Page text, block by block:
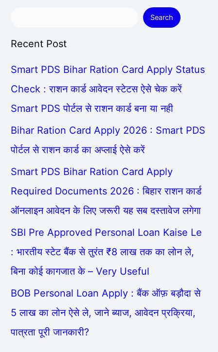
Search
Recent Post
Smart PDS Bihar Ration Card Apply Status
Check : राशन कार्ड आवेदन स्टेटस ऐसे चेक करें
Smart PDS पोर्टल से राशन कार्ड बना या नही
Bihar Ration Card Apply 2026 : Smart PDS
पोर्टल से राशन कार्ड का अप्लाई ऐसे करें
Smart PDS Bihar Ration Card Apply
Required Documents 2026 : बिहार राशन कार्ड
ऑनलाइन आवेदन के लिए जरूरी यह सब दस्तावेज लगेगा
SBI Pre Approved Personal Loan Kaise Le
: भारतीय स्टेट बैंक से तुरंत ₹8 लाख तक का लोन ले,
बिना कोई कागजात के – Very Useful
BOB Personal Loan Apply : बैंक ऑफ़ बड़ौदा से
5 लाख का लोन ऐसे ले, जाने ब्याज, आवेदन प्रक्रिया,
पात्रता पूरी जानकारी?